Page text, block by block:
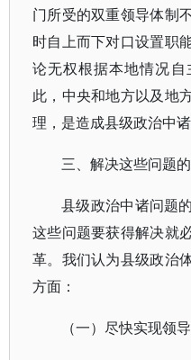
门所受的双重领导体制
时自上而下对口设置职
论无权根据本地情况自
此，中央和地方以及地
理，是造成县级政治中
三、解决这些问题
县级政治中诸问题
这些问题要获得解决就
革。我们认为县级政治
方面：
（一）尽快实现领